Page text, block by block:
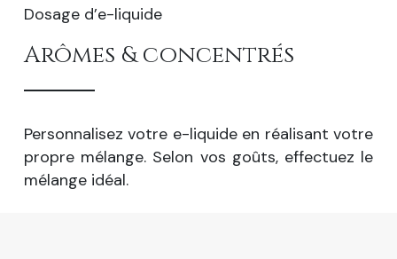
Dosage d’e-liquide
Arômes & concentrés
Personnalisez votre e-liquide en réalisant votre
propre mélange. Selon vos goûts, effectuez le
mélange idéal.